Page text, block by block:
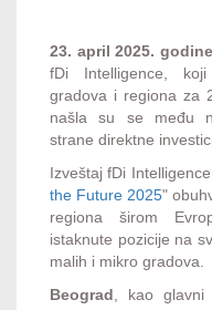
23. april 2025. godine
fDi Intelligence,
gradova i regiona za
našla su se među
strane direktne
Izveštaj fDi
the Future 2025"
regiona širom
istaknute pozicije na
malih i mikro gradova.
Beograd , kao